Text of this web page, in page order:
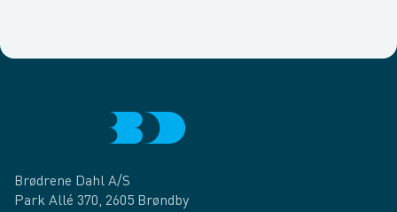
Brødrene Dahl A/S
Park Allé 370, 2605 Brøndby